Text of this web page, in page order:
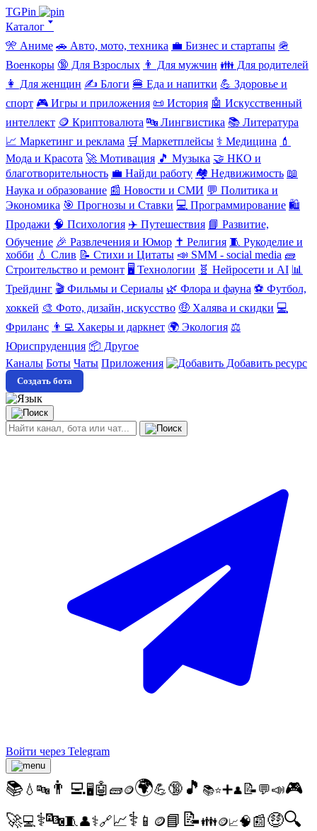
TGPin
Каталог 🢓
🎌 Аниме 🚗 Авто, мото, техника 💼 Бизнес и стартапы 🪖
Военкоры 🔞 Для Взрослых 👨 Для мужчин 👪 Для родителей
👩 Для женщин ✍️ Блоги 🍔 Еда и напитки 💪 Здоровье и
спорт 🎮 Игры и приложения 📜 История 🤖 Искусственный
интеллект 🪙 Криптовалюта 🔤 Лингвистика 📚 Литература
📈 Маркетинг и реклама 🛒 Маркетплейсы ⚕️ Медицина 💄
Мода и Красота 🚀 Мотивация 🎵 Музыка 🤝 НКО и
благотворительность 💼 Найди работу 🏘️ Недвижимость 📖
Наука и образование 📰 Новости и СМИ 💬 Политика и
Экономика 🎯 Прогнозы и Ставки 💻 Программирование 🛍️
Продажи 🧠 Психология ✈️ Путешествия 📘 Развитие,
Обучение 🎉 Развлечения и Юмор ✝️ Религия 🧵 Рукоделие и
хобби 💧 Слив 📝 Стихи и Цитаты 📣 SMM - social media 🧱
Строительство и ремонт 🖥️ Технологии 🧬 Нейросети и AI 📊
Трейдинг 🎬 Фильмы и Сериалы 🌿 Флора и фауна ⚽ Футбол,
хоккей 🎨 Фото, дизайн, искусство 🤑 Халява и скидки 💻
Фриланс 👨‍💻 Хакеры и даркнет 🌍 Экология ⚖️
Юриспруденция 📦 Другое
Каналы Боты Чаты Приложения Добавить ресурс
Создать бота
Войти через Telegram
📚 💧 🔤 👨‍💻🖥️🤖🧱🪙🌍💪🔞 🎵 📚⭐➕👤 📝💬📣🎮
🚀💻 ⚕️🔤🧵👤⚕️🔗📈⚕️ 📱 🪙📘 📝👪🪙📈🧠📰🤑🔍